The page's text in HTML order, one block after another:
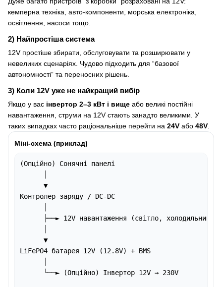
кемперна техніка, авто-компоненти, морська електроніка,
освітлення, насоси тощо.
2) Найпростіша система
12V простіше збирати, обслуговувати та розширювати у
невеликих сценаріях. Чудово підходить для “базової
автономності” та переносних рішень.
3) Коли 12V уже не найкращий вибір
Якщо у вас інвертор 2–3 кВт і вище або великі постійні
навантаження, струми на 12V стають занадто великими. У
таких випадках часто раціональніше перейти на 24V або 48V
Міні-схема (приклад)
(Опційно) Сонячні панелі
      ▼
Контролер заряду / DC-DC
├──► 12V навантаження (світло, холодильник,
      ▼
LiFePO4 батарея 12V (12.8V) + BMS
      └──► (Опційно) Інвертор 12V → 230V